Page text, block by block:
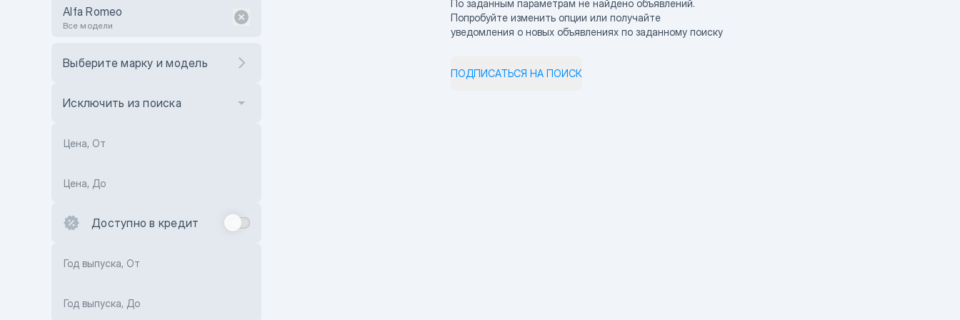
Alfa Romeo
Все модели
Выберите марку и модель
Исключить из поиска
Цена, От
Цена, До
Доступно в кредит
Год выпуска, От
Год выпуска, До
По заданным параметрам не найдено объявлений.
Попробуйте изменить опции или получайте
уведомления о новых объявлениях по заданному поиску
ПОДПИСАТЬСЯ НА ПОИСК